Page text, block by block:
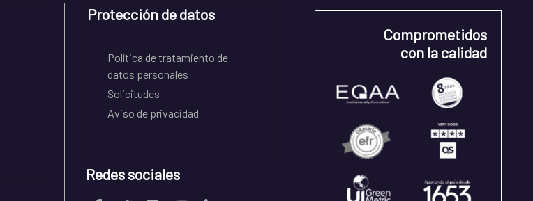
Protección de datos
Política de tratamiento de
datos personales
Solicitudes
Aviso de privacidad
Redes sociales
Comprometidos
con la calidad